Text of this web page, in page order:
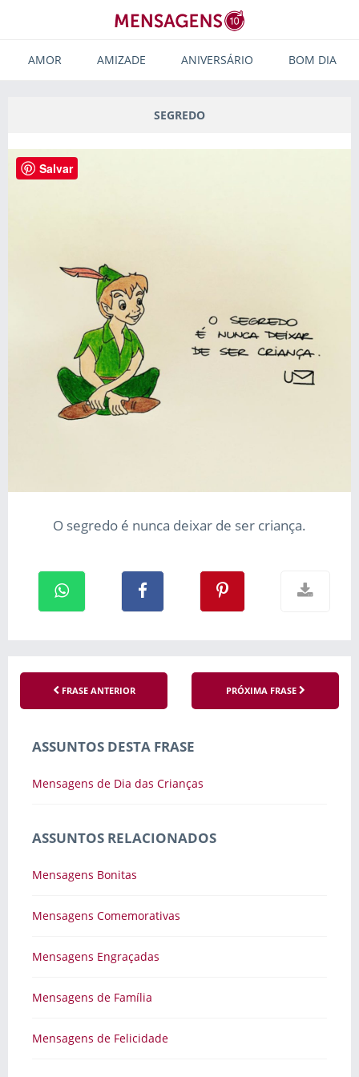
AMOR AMIZADE ANIVERSÁRIO BOM DIA
SEGREDO
O segredo é nunca deixar de ser criança.
FRASE ANTERIOR PRÓXIMA FRASE
ASSUNTOS DESTA FRASE
Mensagens de Dia das Crianças
ASSUNTOS RELACIONADOS
Mensagens Bonitas
Mensagens Comemorativas
Mensagens Engraçadas
Mensagens de Família
Mensagens de Felicidade
Salvar